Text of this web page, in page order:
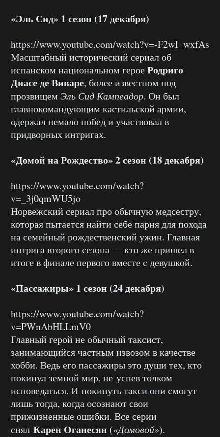
«Эль Сид» 1 сезон (17 декабря)
https://www.youtube.com/watch?v=-F2wI_wxfAs
Масштабный исторический сериал об
испанском национальном героеРодриго
Диасе де Виваре, более известном под
прозвищем Эль Сид Кампеадор. Он был
главнокомандующим кастильской армии,
одержал немало побед и участвовал в
придворных интригах.
«Домой на Рождество» 2 сезон (18 декабря)
https://www.youtube.com/watch?
v=_3j0qmWU5jo
Норвежский сериал про обычную медсестру,
которая пытается найти себе парня для похода
на семейный рождественский ужин. Главная
интрига второго сезона — кто же пришел в
итоге в финале первого вместе с девушкой.
«Пассажиры» 1 сезон (24 декабря)
https://www.youtube.com/watch?
v=PWnAbHLLmV0
Главный герой не обычный таксист,
занимающийся частным извозом в качестве
хобби. Ведь его пассажиры это души тех, кто
покинул земной мир, не успев толком
исповедаться. И покинуть такси они смогут
лишь тогда, когда осознают свои
прижизненные ошибки. Все серии
снял Карен Оганесян («Домовой»).